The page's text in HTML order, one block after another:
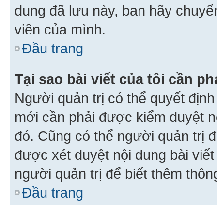
dung đã lưu này, bạn hãy
viên của mình.
Đầu trang
Tại sao bài viết của tôi cần
Người quản trị có thể quyết
mới cần phải được kiểm duyệt
đó. Cũng có thể người quản trị
được xét duyệt nội dung bài
người quản trị để biết thêm
Đầu trang